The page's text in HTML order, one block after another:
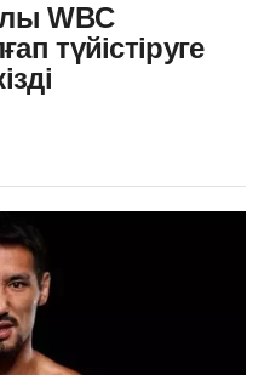
WBC
түйістіруге